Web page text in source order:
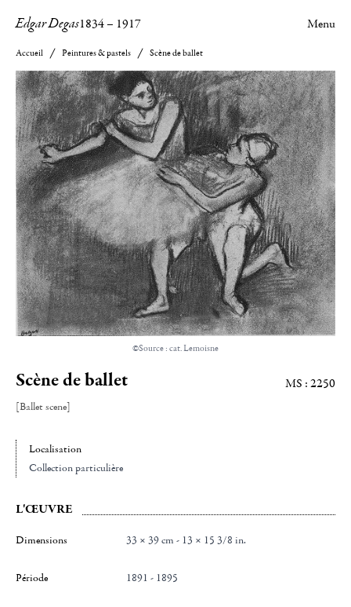
Edgar Degas1834– 1917 Menu
Accueil Peintures & pastels Scène de ballet
©Source : cat. Lemoisne
Scène de ballet
[Ballet scene]
MS : 2250
Localisation
Collection particulière
L'ŒUVRE
Dimensions 33 × 39 cm - 13 × 15 3/8 in.
Période 1891 - 1895